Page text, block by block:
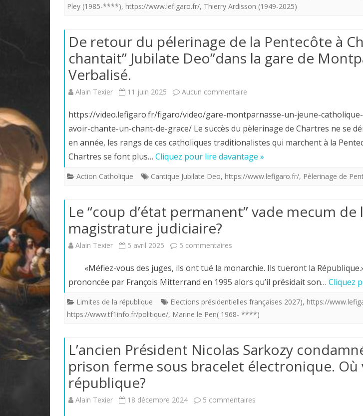
rois
fait
mille
qu’ils
font
le
Pley (1985-****), https://www.lefigaro.fr/, Thierry Ardisson (1949-2025)
De retour du pélerinage de la Pentecôte à
chantait” Jubilate Deo”dans la gare de
Verbalisé.
Alain Texier 11 juin 2025 Aucun commentaire
retour
du
pélerinage
de
Pentecôte
il
chantait”
Jubilate
Deo”dans
gare
de
https://video.lefigaro.fr/figaro/video/gare-montparnasse-un-jeune-
avoir-chante-un-chant-de-grace/ Le succès du pèlerinage de Chartres ne se
en année, les rangs de ces catholiques traditionalistes qui marchent à la
Chartres se font plus… Cliquez pour lire davantage »
Action Catholique Cantique Jubilate Deo, https://www.lefigaro.fr/, Pèlerinage de
Le “coup d’état permanent” vade mecum de
magistrature judiciaire?
Alain Texier 5 avril 2025 5 commentaires
“coup
d’état
permanent”
mecum
de
magistrature
«Méfiez-vous des juges, ils ont tué la monarchie. Ils tueront la
prononcée par François Mitterrand en 1995 alors qu’il présidait son… Cliquez
Limites de la république Elections présidentielles françaises 2027), https://
https://www.tf1info.fr/politique/, Marine le Pen( 1968- ****)
L’ancien Président Nicolas Sarkozy
prison ferme sous bracelet électronique. Où
république?
Alain Texier 18 décembre 2024 5 commentaires